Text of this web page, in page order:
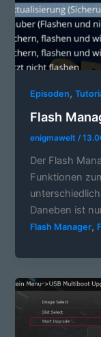
Episoden,
Flash
enigmawelt/
Der Flash
Funktionen
Daneben ist
Flash Manager,